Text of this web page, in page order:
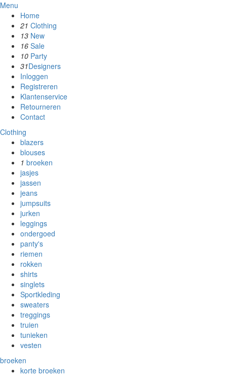
Menu
Home
21 Clothing
13 New
16 Sale
10 Party
31Designers
Inloggen
Registreren
Klantenservice
Retourneren
Contact
Clothing
blazers
blouses
1 broeken
jasjes
jassen
jeans
jumpsuits
jurken
leggings
ondergoed
panty's
riemen
rokken
shirts
singlets
Sportkleding
sweaters
treggings
truien
tunieken
vesten
broeken
korte broeken